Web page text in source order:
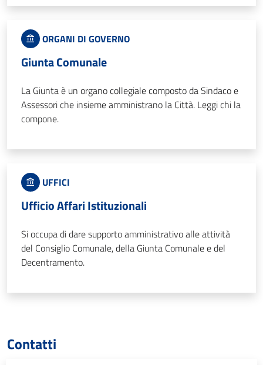
ORGANI DI GOVERNO
Giunta Comunale
La Giunta è un organo collegiale composto da Sindaco e
Assessori che insieme amministrano la Città. Leggi chi la
compone.
UFFICI
Ufficio Affari Istituzionali
Si occupa di dare supporto amministrativo alle attività
del Consiglio Comunale, della Giunta Comunale e del
Decentramento.
Contatti